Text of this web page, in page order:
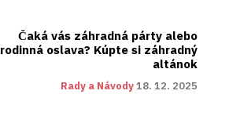
Čaká vás záhradná párty alebo
rodinná oslava? Kúpte si záhradný
altánok
Rady a Návody18. 12. 2025